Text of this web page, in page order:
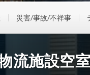
災害/事故/不祥事
流施設空